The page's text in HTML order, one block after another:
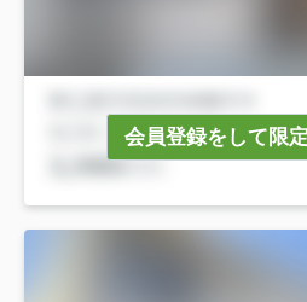
会員登録をして限